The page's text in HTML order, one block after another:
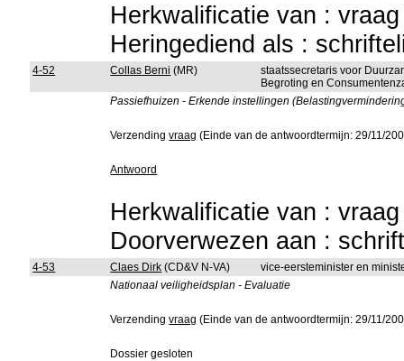
Herkwalificatie van :
Heringediend als :
4-52 Collas Berni (MR)
staatssecretaris voor
Begroting en
Passiefhuizen - Erkende instellingen
Verzendingvraag (Einde van de antwoordtermijn: 29/11/
Antwoord
Herkwalificatie van :
Doorverwezen aan :
4-53 Claes Dirk (CD&V N-VA)
vice-eersteminister en
Nationaal veiligheidsplan - Evaluatie
Verzendingvraag (Einde van de antwoordtermijn: 29/11/
Dossier gesloten